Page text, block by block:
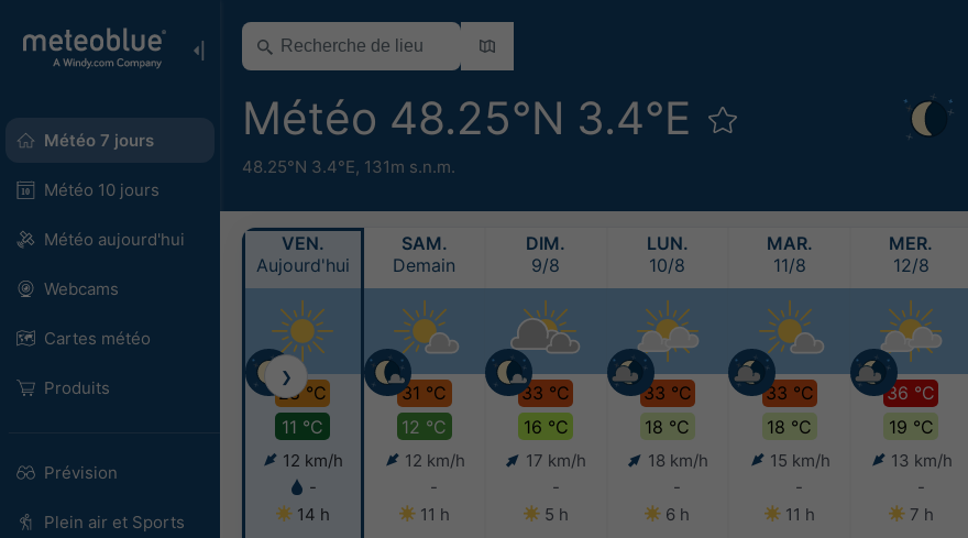
Météo 7 jours
Météo 10 jours
Météo aujourd'hui
Webcams
Cartes météo
Produits
Prévision
Plein air et Sports
Météo 48.25°N 3.4°E
48.25°N 3.4°E, 131m s.n.m.
VEN.
Aujourd'hui
28 °C
11 °C
12 km/h
-
14 h
SAM.
Demain
31 °C
12 °C
12 km/h
-
11 h
DIM.
9/8
33 °C
16 °C
17 km/h
-
5 h
LUN.
10/8
33 °C
18 °C
18 km/h
-
6 h
MAR.
11/8
33 °C
18 °C
15 km/h
-
11 h
MER.
12/8
36 °C
19 °C
13 km/h
-
7 h
❯